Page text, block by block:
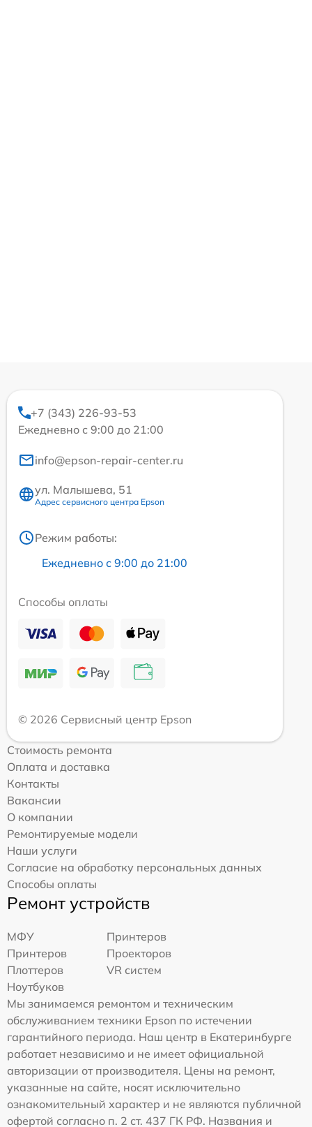
+7 (343) 226-93-53
Ежедневно с 9:00 до 21:00
info@epson-repair-center.ru
ул. Малышева, 51
Адрес сервисного центра Epson
Режим работы:
Ежедневно с 9:00 до 21:00
Способы оплаты
© 2026 Сервисный центр Epson
Стоимость ремонта
Оплата и доставка
Контакты
Вакансии
О компании
Ремонтируемые модели
Наши услуги
Согласие на обработку персональных данных
Способы оплаты
Ремонт устройств
МФУ
Принтеров
Принтеров
Проекторов
Плоттеров
VR систем
Ноутбуков
Мы занимаемся ремонтом и техническим
обслуживанием техники Epson по истечении
гарантийного периода. Наш центр в Екатеринбурге
работает независимо и не имеет официальной
авторизации от производителя. Цены на ремонт,
указанные на сайте, носят исключительно
ознакомительный характер и не являются публичной
офертой согласно п. 2 ст. 437 ГК РФ. Названия и